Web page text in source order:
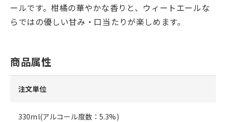
ールです。柑橘の華やかな香りと、ウィートエールな
らではの優しい甘み・口当たりが楽しめます。
商品属性
注文単位
330ml(アルコール度数：5.3%)